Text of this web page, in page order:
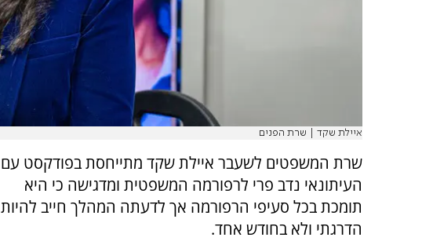
איילת שקד | שרת הפנים
שרת המשפטים לשעבר איילת שקד מתייחסת בפודקסט עם
העיתונאי נדב פרי לרפורמה המשפטית ומדגישה כי היא
תומכת בכל סעיפי הרפורמה אך לדעתה המהלך חייב להיות
הדרגתי ולא בחודש אחד.